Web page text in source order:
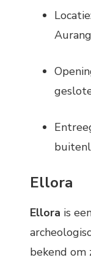
Ellora
Ellora is
bekend om